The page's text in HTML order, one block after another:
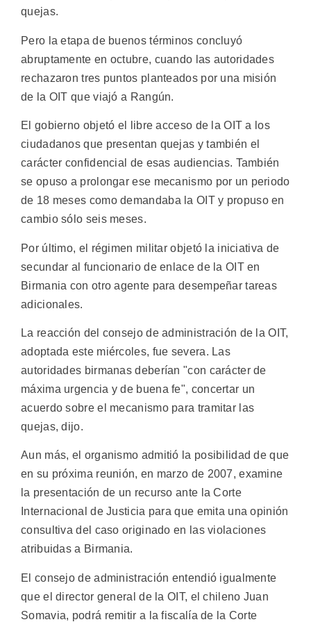
quejas.
Pero la etapa de buenos términos concluyó
abruptamente en octubre, cuando las autoridades
rechazaron tres puntos planteados por una misión
de la OIT que viajó a Rangún.
El gobierno objetó el libre acceso de la OIT a los
ciudadanos que presentan quejas y también el
carácter confidencial de esas audiencias. También
se opuso a prolongar ese mecanismo por un periodo
de 18 meses como demandaba la OIT y propuso en
cambio sólo seis meses.
Por último, el régimen militar objetó la iniciativa de
secundar al funcionario de enlace de la OIT en
Birmania con otro agente para desempeñar tareas
adicionales.
La reacción del consejo de administración de la OIT,
adoptada este miércoles, fue severa. Las
autoridades birmanas deberían "con carácter de
máxima urgencia y de buena fe", concertar un
acuerdo sobre el mecanismo para tramitar las
quejas, dijo.
Aun más, el organismo admitió la posibilidad de que
en su próxima reunión, en marzo de 2007, examine
la presentación de un recurso ante la Corte
Internacional de Justicia para que emita una opinión
consultiva del caso originado en las violaciones
atribuidas a Birmania.
El consejo de administración entendió igualmente
que el director general de la OIT, el chileno Juan
Somavia, podrá remitir a la fiscalía de la Corte